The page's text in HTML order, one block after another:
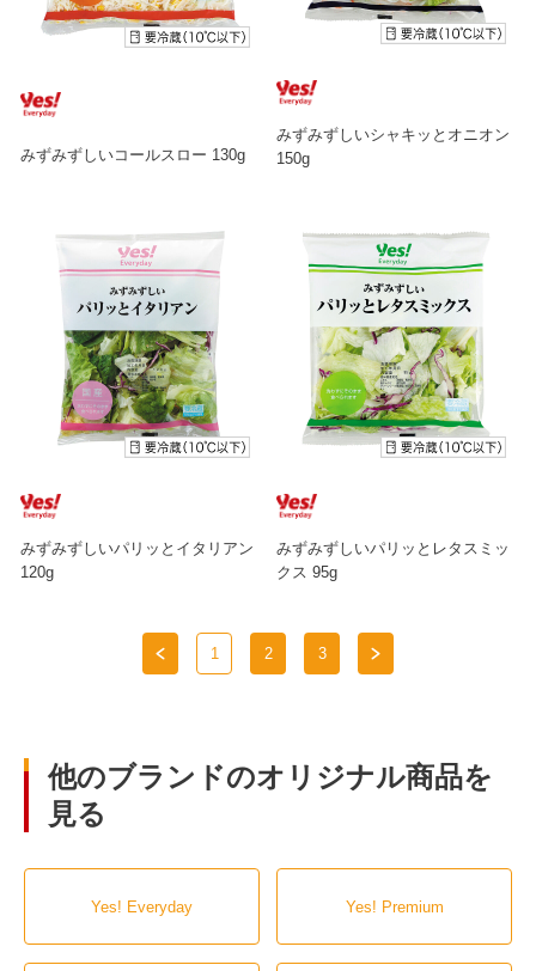
みずみずしいコールスロー 130g
みずみずしいシャキッとオニオン
150g
みずみずしいパリッとイタリアン
120g
みずみずしいパリッとレタスミッ
クス 95g
1 2 3
他のブランドのオリジナル商品を
見る
Yes! Everyday Yes! Premium